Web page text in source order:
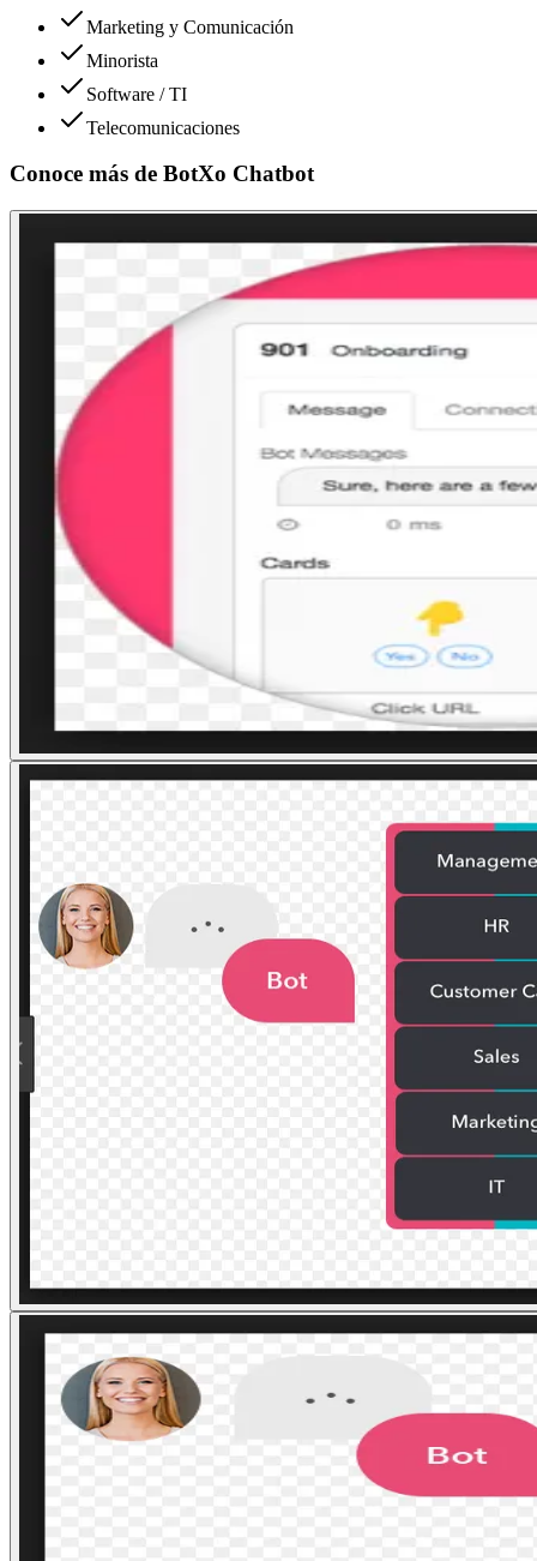
Marketing y Comunicación
Minorista
Software / TI
Telecomunicaciones
Conoce más de BotXo Chatbot